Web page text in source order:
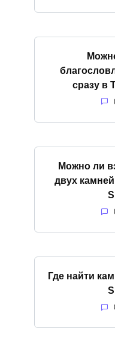
сразу в
Можно ли
двух
Где найти